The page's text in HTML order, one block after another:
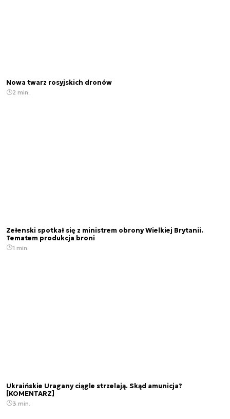
Nowa twarz rosyjskich dronów
2 min.
Zełenski spotkał się z ministrem obrony Wielkiej Brytanii.
Tematem produkcja broni
1 min.
Ukraińskie Uragany ciągle strzelają. Skąd amunicja?
[KOMENTARZ]
3 min.